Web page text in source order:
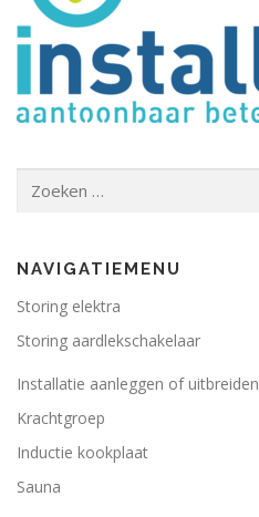
naar:
NAVIGATIEMENU
Storing elektra
Storing aardlekschakelaar
Installatie aanleggen of uitbreiden
Krachtgroep
Inductie kookplaat
Sauna